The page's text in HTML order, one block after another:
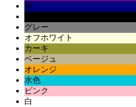
紺
グレー
オフホワイト
カーキ
ベージュ
オレンジ
水色
ピンク
白